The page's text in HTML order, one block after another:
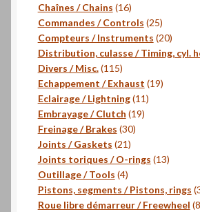
produits
Chaînes / Chains 1616
produits
Commandes / Controls 2525
produits
Compteurs / Instruments 2020
Distribution, culasse / Timing, cyl.
Divers / Misc. 115115
produits
Echappement / Exhaust 1919
Eclairage / Lightning 1111
Embrayage / Clutch 1919
Freinage / Brakes 3030
Joints / Gaskets 2121
produits
Joints toriques / O-rings 1313
Outillage / Tools 44
produits
Pistons, segments / Pistons, rings
Roue libre démarreur / Freewheel 8